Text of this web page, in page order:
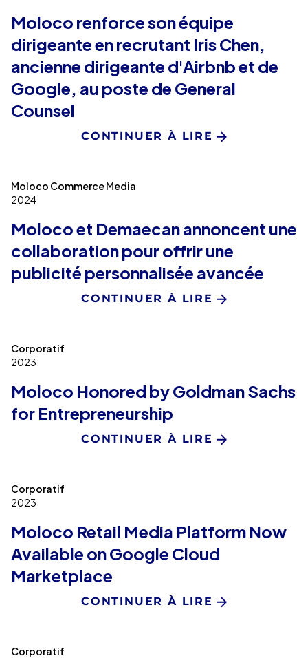
Moloco renforce son équipe
dirigeante en recrutant Iris Chen,
ancienne dirigeante d'Airbnb et de
Google, au poste de General
Counsel
CONTINUER À LIRE
Moloco Commerce Media
2024
Moloco et Demaecan annoncent une
collaboration pour offrir une
publicité personnalisée avancée
CONTINUER À LIRE
Corporatif
2023
Moloco Honored by Goldman Sachs
for Entrepreneurship
CONTINUER À LIRE
Corporatif
2023
Moloco Retail Media Platform Now
Available on Google Cloud
Marketplace
CONTINUER À LIRE
Corporatif